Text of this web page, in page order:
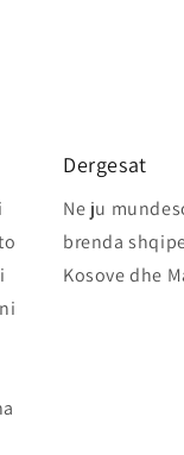
Dergesat
Ne ju
brenda
Kosove dhe